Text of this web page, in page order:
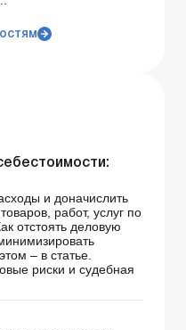
и доначислить
работ, услуг по
отстоять деловую
– в статье.
риски и судебная